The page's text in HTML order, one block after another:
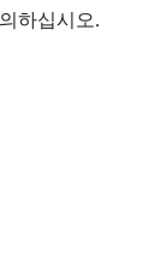
하십시오.